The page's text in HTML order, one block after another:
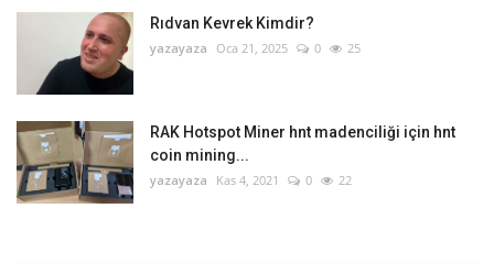
Rıdvan Kevrek Kimdir?
yazayaza Oca 21, 2025 0 25
RAK Hotspot Miner hnt madenciliği için hnt
coin mining...
yazayaza Kas 4, 2021 0 22